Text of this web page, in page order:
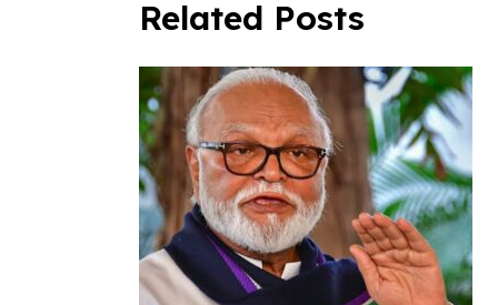
Related Posts